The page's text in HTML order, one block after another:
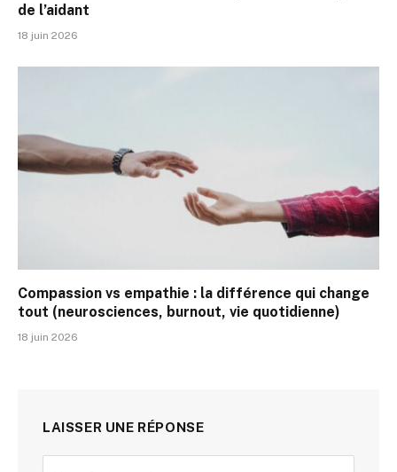
de l’aidant
18 juin 2026
Compassion vs empathie : la différence qui change
tout (neurosciences, burnout, vie quotidienne)
18 juin 2026
LAISSER UNE RÉPONSE